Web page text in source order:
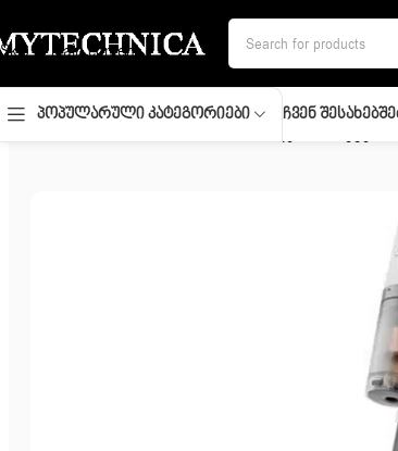
Skip to main content
Პოპულარული Კატეგორიები Ჩვენ Შესახებ